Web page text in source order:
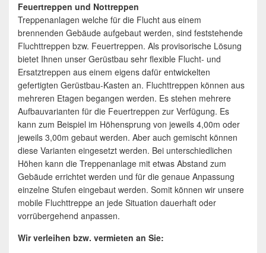
Feuertreppen und Nottreppen
Treppenanlagen welche für die Flucht aus einem
brennenden Gebäude aufgebaut werden, sind feststehende
Fluchttreppen bzw. Feuertreppen. Als provisorische Lösung
bietet Ihnen unser Gerüstbau sehr flexible Flucht- und
Ersatztreppen aus einem eigens dafür entwickelten
gefertigten Gerüstbau-Kasten an. Fluchttreppen können aus
mehreren Etagen begangen werden. Es stehen mehrere
Aufbauvarianten für die Feuertreppen zur Verfügung. Es
kann zum Beispiel im Höhensprung von jeweils 4,00m oder
jeweils 3,00m gebaut werden. Aber auch gemischt können
diese Varianten eingesetzt werden. Bei unterschiedlichen
Höhen kann die Treppenanlage mit etwas Abstand zum
Gebäude errichtet werden und für die genaue Anpassung
einzelne Stufen eingebaut werden. Somit können wir unsere
mobile Fluchttreppe an jede Situation dauerhaft oder
vorrübergehend anpassen.
Wir verleihen bzw. vermieten an Sie: